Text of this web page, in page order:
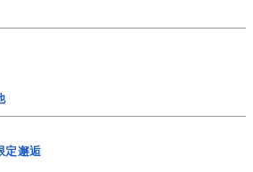
定邂逅